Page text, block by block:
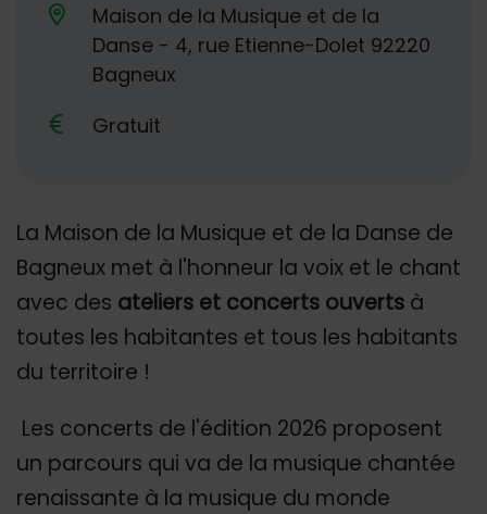
Lieu alternatif
Maison de la Musique et de la
Danse - 4, rue Etienne-Dolet 92220
Bagneux
Gratuit
La Maison de la Musique et de la Danse de
Bagneux met à l'honneur la voix et le chant
avec des ateliers et concerts ouverts à
toutes les habitantes et tous les habitants
du territoire !
Les concerts de l'édition 2026 proposent
un parcours qui va de la musique chantée
renaissante à la musique du monde